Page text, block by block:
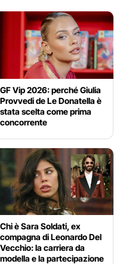
GF Vip 2026: perché Giulia
Provvedi de Le Donatella è
stata scelta come prima
concorrente
Chi è Sara Soldati, ex
compagna di Leonardo Del
Vecchio: la carriera da
modella e la partecipazione